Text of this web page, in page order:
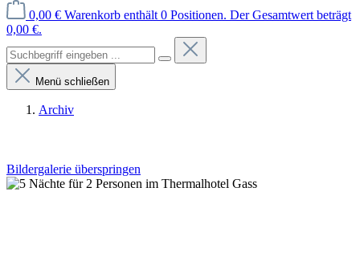
0,00 € Warenkorb enthält 0 Positionen. Der Gesamtwert beträgt
0,00 €.
Menü schließen
Archiv
Bildergalerie überspringen